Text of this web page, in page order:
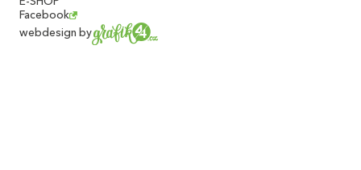
Facebook
webdesign by